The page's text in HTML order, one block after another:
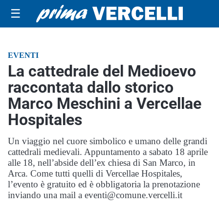
☰
EVENTI
La cattedrale del Medioevo
raccontata dallo storico
Marco Meschini a Vercellae
Hospitales
Un viaggio nel cuore simbolico e umano delle grandi
cattedrali medievali. Appuntamento a sabato 18 aprile
alle 18, nell’abside dell’ex chiesa di San Marco, in
Arca. Come tutti quelli di Vercellae Hospitales,
l’evento è gratuito ed è obbligatoria la prenotazione
inviando una mail a eventi@comune.vercelli.it